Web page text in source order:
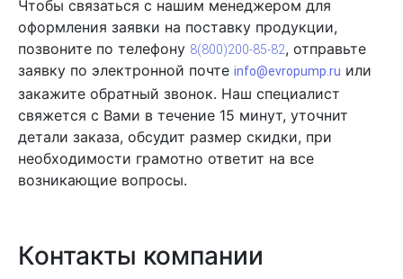
Чтобы связаться с нашим менеджером для
оформления заявки на поставку продукции,
позвоните по телефону 8(800)200-85-82, отправьте
заявку по электронной почте info@evropump.ru или
закажите обратный звонок. Наш специалист
свяжется с Вами в течение 15 минут, уточнит
детали заказа, обсудит размер скидки, при
необходимости грамотно ответит на все
возникающие вопросы.
Контакты компании